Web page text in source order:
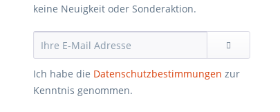
keine Neuigkeit oder Sonderaktion.
Ich habe die Datenschutzbestimmungen zur
Kenntnis genommen.